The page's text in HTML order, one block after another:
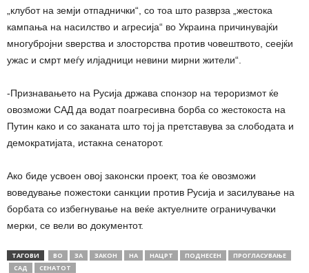
„клубот на земји отпаднички“, со тоа што разврза „жестока
кампања на насилство и агресија“ во Украина причинувајќи
многубројни ѕверства и злосторства против човештвото, сеејќи
ужас и смрт меѓу илјадници невини мирни жители“.
-Признавањето на Русија држава спонзор на тероризмот ќе
овозможи САД да водат поагресивна борба со жестокоста на
Путин како и со заканата што тој ја претставува за слободата и
демократијата, истакна сенаторот.
Ако биде усвоен овој законски проект, тоа ќе овозможи
воведување пожестоки санкции против Русија и засилување на
борбата со избегнување на веќе актуелните ограничувачки
мерки, се вели во документот.
ТАГОВИ ВО ЗА ЗАКОН НА НАЦРТ ПОДНЕСЕН
ПРОГЛАСУВАЊЕ
САД
СЕНАТОТ